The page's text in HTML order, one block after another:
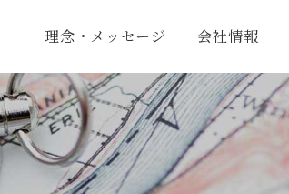
理念・メッセージ 会社情報